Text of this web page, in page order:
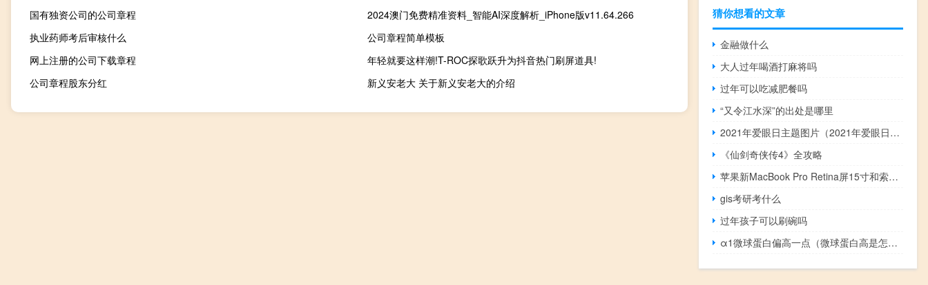
国有独资公司的公司章程
2024澳门免费精准资料_智能AI深度解析_iPhone版v11.64.266
执业药师考后审核什么
公司章程简单模板
网上注册的公司下载章程
年轻就要这样潮!T-ROC探歌跃升为抖音热门刷屏道具!
公司章程股东分红
新义安老大 关于新义安老大的介绍
猜你想看的文章
金融做什么
大人过年喝酒打麻将吗
过年可以吃减肥餐吗
“又令江水深”的出处是哪里
2021年爱眼日主题图片（2021年爱眼日主题）
《仙剑奇侠传4》全攻略
苹果新MacBook Pro Retina屏15寸和索尼Duo 13和联想Yoga2 Pro有什么区别 macbookproretina
gis考研考什么
过年孩子可以刷碗吗
α1微球蛋白偏高一点（微球蛋白高是怎么回事）